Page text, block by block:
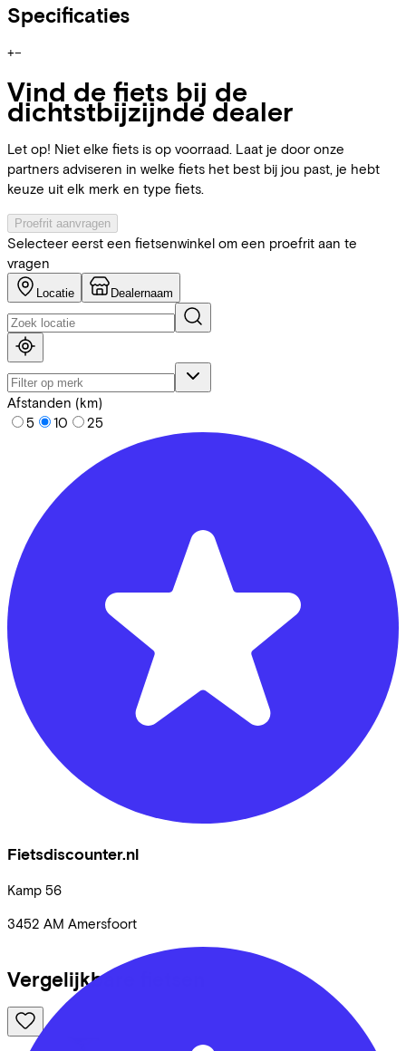
Specificaties
+−
Vind de fiets bij de
dichtstbijzijnde dealer
Let op! Niet elke fiets is op voorraad. Laat je door onze
partners adviseren in welke fiets het best bij jou past, je hebt
keuze uit elk merk en type fiets.
Proefrit aanvragen
Selecteer eerst een fietsenwinkel om een proefrit aan te
vragen
Locatie Dealernaam
Afstanden (km)
5
10 25
Fietsdiscounter.nl
Kamp 56
3452 AM Amersfoort
Vergelijkbare fietsen